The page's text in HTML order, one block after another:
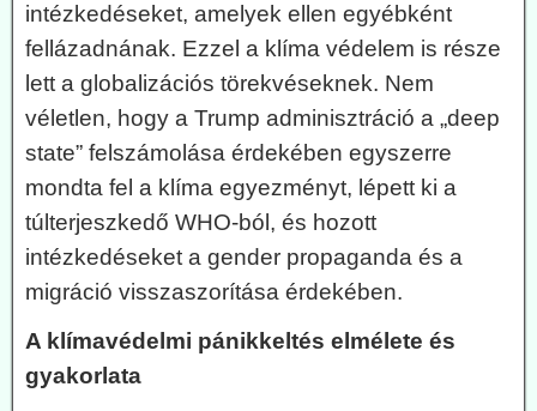
intézkedéseket, amelyek ellen egyébként
fellázadnának. Ezzel a klíma védelem is része
lett a globalizációs törekvéseknek. Nem
véletlen, hogy a Trump adminisztráció a „deep
state” felszámolása érdekében egyszerre
mondta fel a klíma egyezményt, lépett ki a
túlterjeszkedő WHO-ból, és hozott
intézkedéseket a gender propaganda és a
migráció visszaszorítása érdekében.
A klímavédelmi pánikkeltés elmélete és
gyakorlata